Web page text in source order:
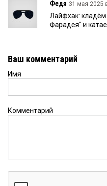
Федя 31 мая 2025
Лайфхак: кладём
Фарадея" и
Ваш комментарий
Имя
Комментарий